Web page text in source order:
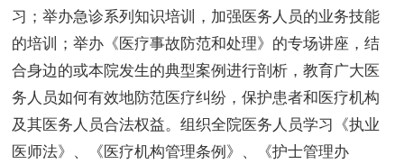
习；举办急诊系列知识培训，加强医务人员的业务技能
的培训；举办《医疗事故防范和处理》的专场讲座，结
合身边的或本院发生的典型案例进行剖析，教育广大医
务人员如何有效地防范医疗纠纷，保护患者和医疗机构
及其医务人员合法权益。组织全院医务人员学习《执业
医师法》、《医疗机构管理条例》、《护士管理办